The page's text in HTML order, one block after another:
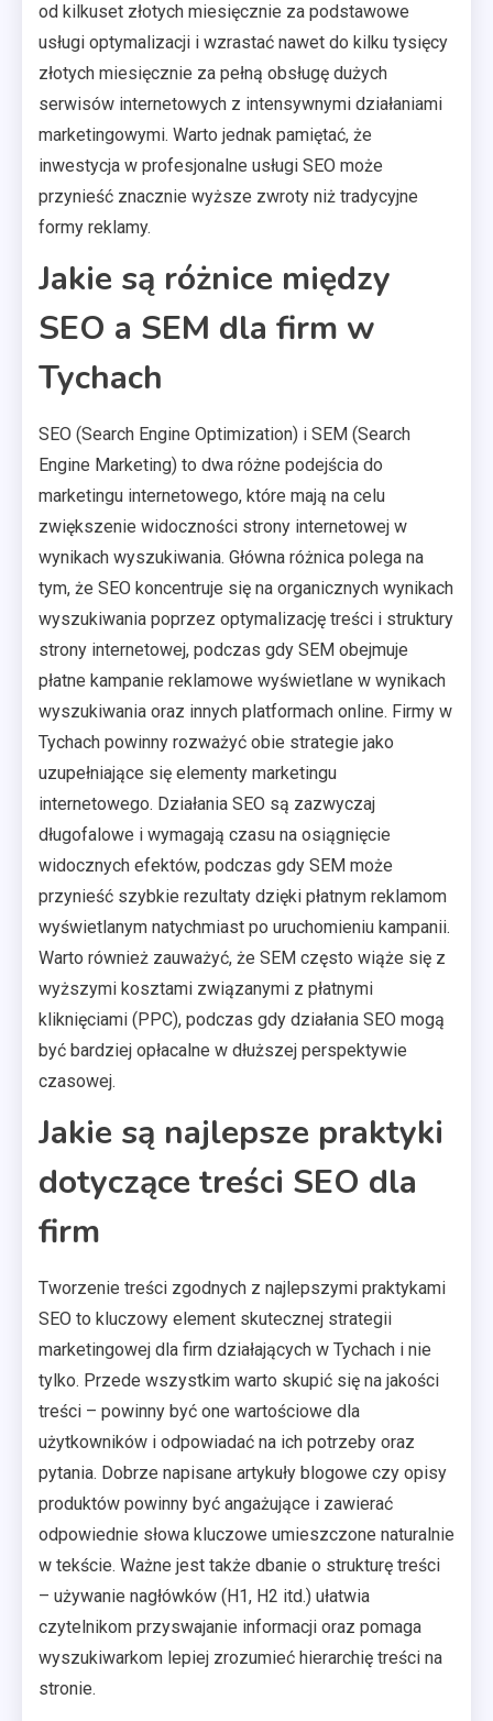
od kilkuset złotych miesięcznie za podstawowe
usługi optymalizacji i wzrastać nawet do kilku tysięcy
złotych miesięcznie za pełną obsługę dużych
serwisów internetowych z intensywnymi działaniami
marketingowymi. Warto jednak pamiętać, że
inwestycja w profesjonalne usługi SEO może
przynieść znacznie wyższe zwroty niż tradycyjne
formy reklamy.
Jakie są różnice między
SEO a SEM dla firm w
Tychach
SEO (Search Engine Optimization) i SEM (Search
Engine Marketing) to dwa różne podejścia do
marketingu internetowego, które mają na celu
zwiększenie widoczności strony internetowej w
wynikach wyszukiwania. Główna różnica polega na
tym, że SEO koncentruje się na organicznych wynikach
wyszukiwania poprzez optymalizację treści i struktury
strony internetowej, podczas gdy SEM obejmuje
płatne kampanie reklamowe wyświetlane w wynikach
wyszukiwania oraz innych platformach online. Firmy w
Tychach powinny rozważyć obie strategie jako
uzupełniające się elementy marketingu
internetowego. Działania SEO są zazwyczaj
długofalowe i wymagają czasu na osiągnięcie
widocznych efektów, podczas gdy SEM może
przynieść szybkie rezultaty dzięki płatnym reklamom
wyświetlanym natychmiast po uruchomieniu kampanii.
Warto również zauważyć, że SEM często wiąże się z
wyższymi kosztami związanymi z płatnymi
kliknięciami (PPC), podczas gdy działania SEO mogą
być bardziej opłacalne w dłuższej perspektywie
czasowej.
Jakie są najlepsze praktyki
dotyczące treści SEO dla
firm
Tworzenie treści zgodnych z najlepszymi praktykami
SEO to kluczowy element skutecznej strategii
marketingowej dla firm działających w Tychach i nie
tylko. Przede wszystkim warto skupić się na jakości
treści – powinny być one wartościowe dla
użytkowników i odpowiadać na ich potrzeby oraz
pytania. Dobrze napisane artykuły blogowe czy opisy
produktów powinny być angażujące i zawierać
odpowiednie słowa kluczowe umieszczone naturalnie
w tekście. Ważne jest także dbanie o strukturę treści
– używanie nagłówków (H1, H2 itd.) ułatwia
czytelnikom przyswajanie informacji oraz pomaga
wyszukiwarkom lepiej zrozumieć hierarchię treści na
stronie.